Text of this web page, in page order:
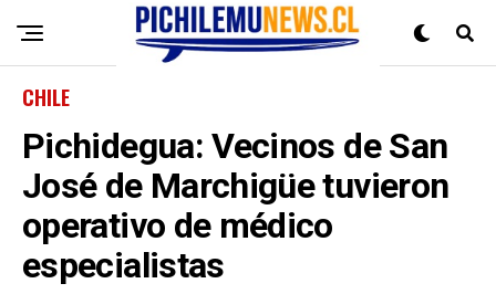
CHILE
Pichidegua: Vecinos de San
José de Marchigüe tuvieron
operativo de médico
especialistas